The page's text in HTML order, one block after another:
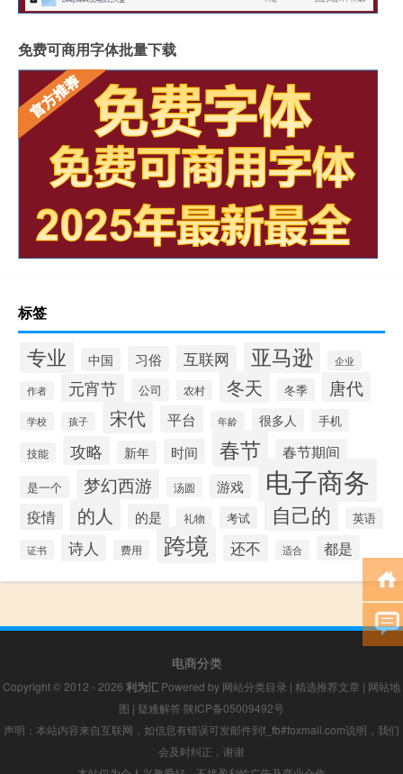
免费可商用字体批量下载
标签
专业 中国 习俗 互联网 亚马逊 企业
作者 元宵节 公司 农村 冬天 冬季 唐代
学校 孩子 宋代 平台 年龄 很多人 手机
技能 攻略 新年 时间 春节 春节期间
是一个 梦幻西游 汤圆 游戏 电子商务
疫情 的人 的是 礼物 考试 自己的 英语
证书 诗人 费用 跨境 还不 适合 都是
电商分类
Copyright © 2012 - 2026 利为汇 Powered by 网站分类目录 | 精选推荐文章 | 网站地
图 | 疑难解答 陕ICP备05009492号
声明：本站内容来自互联网，如信息有错误可发邮件到f_fb#foxmail.com说明，我们
会及时纠正，谢谢